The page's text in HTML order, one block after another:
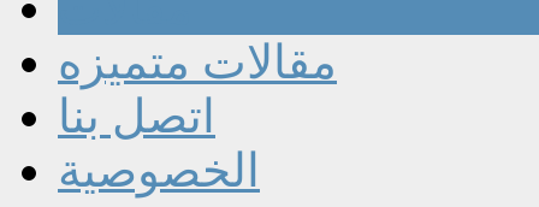
مقالات متميزه
اتصل بنا
الخصوصية